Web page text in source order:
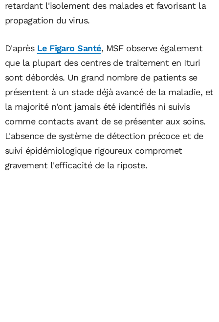
retardant l'isolement des malades et favorisant la
propagation du virus.
D'après Le Figaro Santé, MSF observe également
que la plupart des centres de traitement en Ituri
sont débordés. Un grand nombre de patients se
présentent à un stade déjà avancé de la maladie, et
la majorité n'ont jamais été identifiés ni suivis
comme contacts avant de se présenter aux soins.
L'absence de système de détection précoce et de
suivi épidémiologique rigoureux compromet
gravement l'efficacité de la riposte.